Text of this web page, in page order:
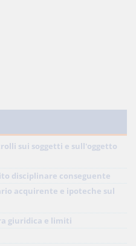
sui soggetti e sull'oggetto
disciplinare conseguente
acquirente e ipoteche sul
giuridica e limiti